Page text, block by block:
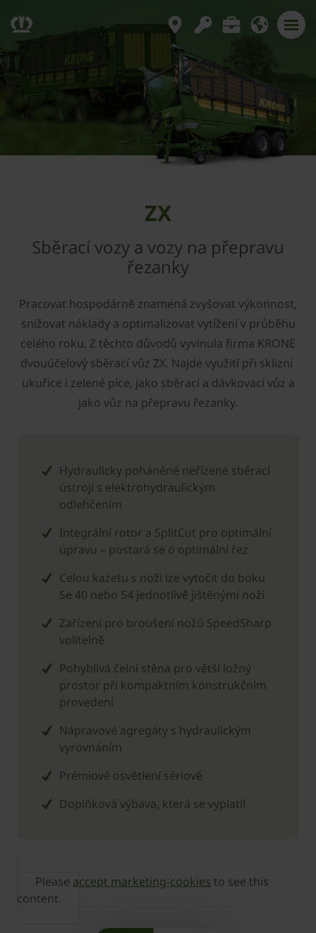
ZX
Sběrací vozy a vozy na přepravu
řezanky
Pracovat hospodárně znamená zvyšovat výkonnost,
snižovat náklady a optimalizovat vytížení v průběhu
celého roku. Z těchto důvodů vyvinula firma KRONE
dvouúčelový sběrací vůz ZX. Najde využití při sklizni
ukuřice i zelené píce, jako sběrací a dávkovací vůz a
jako vůz na přepravu řezanky.
Hydraulicky poháněné neřízené sběrací
ústrojí s elektrohydraulickým
odlehčením
Integrální rotor a SplitCut pro optimální
úpravu – postará se o optimální řez
Celou kazetu s noži lze vytočit do boku
Se 40 nebo 54 jednotlivě jištěnými noži
Zařízení pro broušení nožů SpeedSharp
volitelně
Pohyblivá čelní stěna pro větší ložný
prostor při kompaktním konstrukčním
provedení
Nápravové agregáty s hydraulickým
vyrovnáním
Prémiové osvětlení sériově
Doplňková výbava, která se vyplatí!
Please accept marketing-cookies to see this
content.